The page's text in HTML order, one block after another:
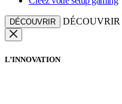
DÉCOUVRIR DÉCOUVRIR
L’INNOVATION